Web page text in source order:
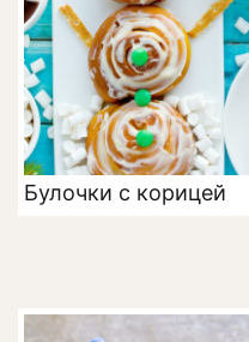
Булочки с корицей